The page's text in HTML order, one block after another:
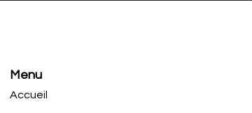
Menu
Accueil